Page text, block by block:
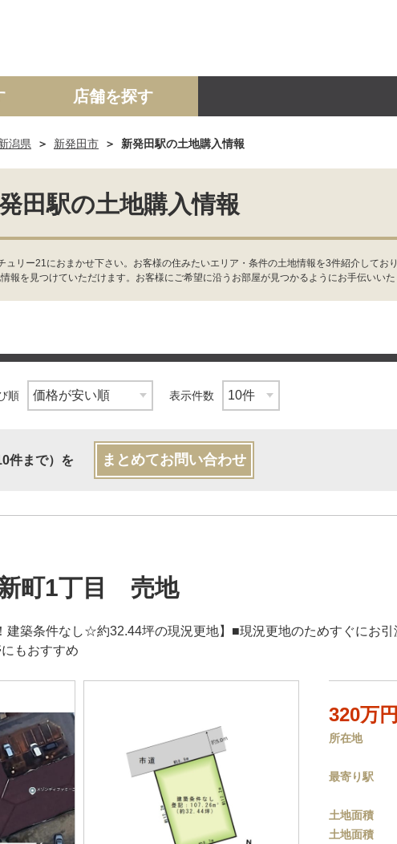
ンション 土地 事業投資用
店舗を探す
潟県 新発田市 新発田駅の土地購入情報
田駅の土地購入情報
リー21におまかせ下さい。お客様の住みたいエリア・条件の土地情報を3件紹介してお
を見つけていただけます。お客様にご希望に沿うお部屋が見つかるようにお手伝いい
順 表示件数
件まで）を まとめてお問い合わせ
町1丁目 売地
建築条件なし☆約32.44坪の現況更地】■現況更地のためすぐにお
もおすすめ
320万円
所在地
最寄り駅
土地面積
土地面積